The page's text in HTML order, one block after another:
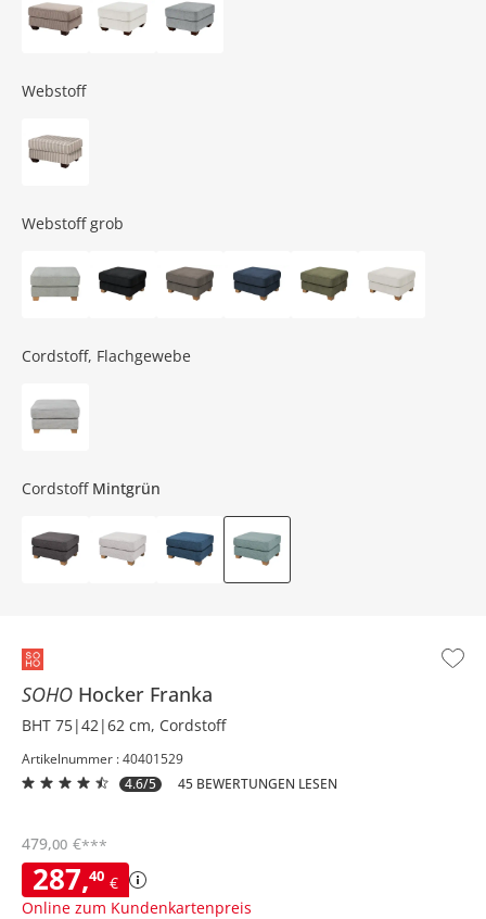
SOHO Hocker Franka
BHT 75|42|62 cm, Cordstoff
Artikelnummer : 40401529
4.6/5
45 BEWERTUNGEN LESEN
287,40 €
Online zum Kundenkartenpreis
479,00 €***
Webstoff
Webstoff grob
Cordstoff, Flachgewebe
Cordstoff Mintgrün